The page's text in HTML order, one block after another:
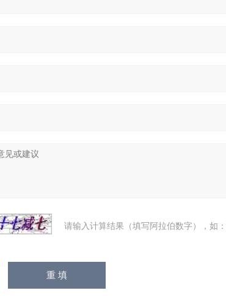
请输入计算结果（填写阿拉伯数字），如